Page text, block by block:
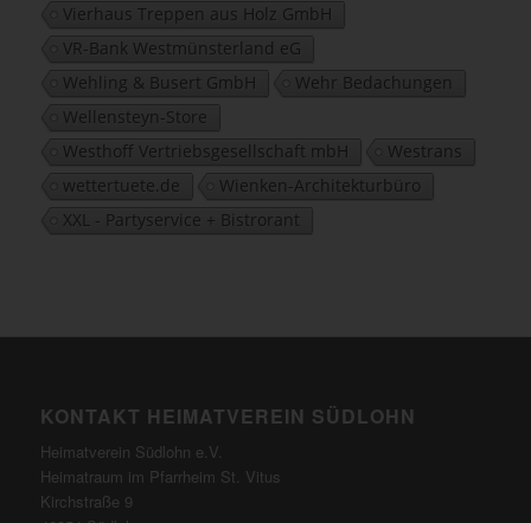
Vierhaus Treppen aus Holz GmbH
VR-Bank Westmünsterland eG
Wehling & Busert GmbH
Wehr Bedachungen
Wellensteyn-Store
Westhoff Vertriebsgesellschaft mbH
Westrans
wettertuete.de
Wienken-Architekturbüro
XXL - Partyservice + Bistrorant
KONTAKT HEIMATVEREIN SÜDLOHN
Heimatverein Südlohn e.V.
Heimatraum im Pfarrheim St. Vitus
Kirchstraße 9